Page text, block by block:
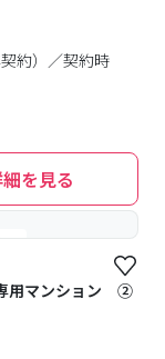
約）／契約時
を見る
ち
用マンション ②